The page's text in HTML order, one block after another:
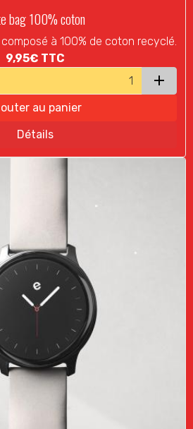
bag 100% coton
à 100% de coton recyclé.
9,95€ TTC
au panier
Détails